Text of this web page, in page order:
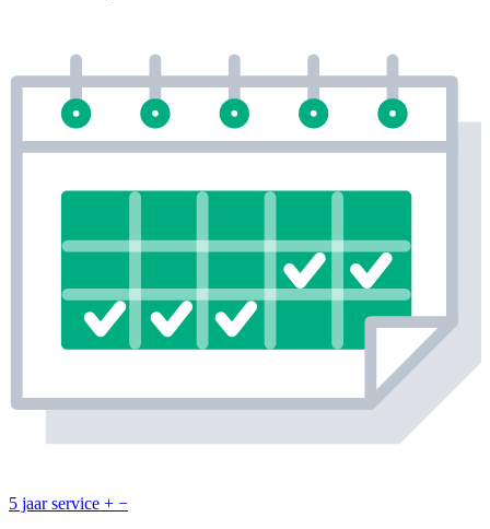
5 jaar service + −